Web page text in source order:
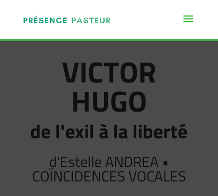
VICTOR
HUGO
de l'exil à la liberté
d'Estelle ANDREA •
COÏNCIDENCES VOCALES